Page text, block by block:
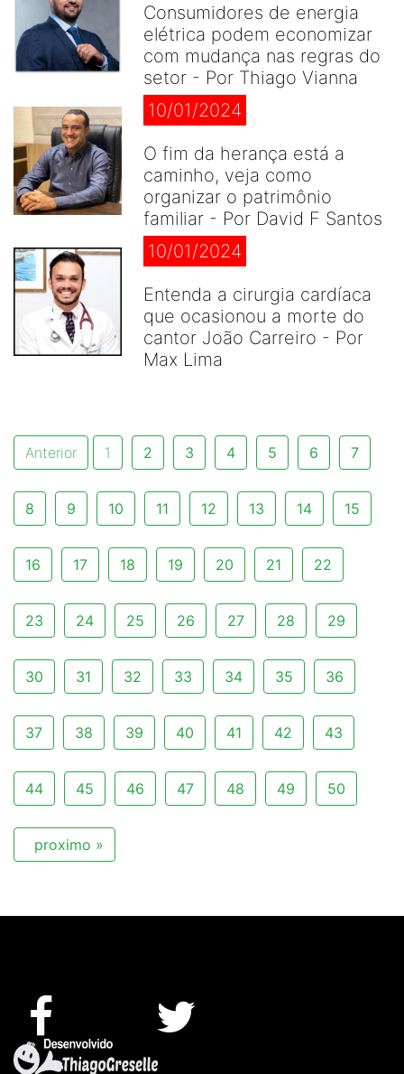
Consumidores de energia
elétrica podem economizar
com mudança nas regras do
setor - Por Thiago Vianna
10/01/2024
O fim da herança está a
caminho, veja como
organizar o patrimônio
familiar - Por David F Santos
10/01/2024
Entenda a cirurgia cardíaca
que ocasionou a morte do
cantor João Carreiro - Por
Max Lima
Anterior 1 2 3 4 5 6 7
8 9 10 11 12 13 14 15
16 17 18 19 20 21 22
23 24 25 26 27 28 29
30 31 32 33 34 35 36
37 38 39 40 41 42 43
44 45 46 47 48 49 50
proximo »